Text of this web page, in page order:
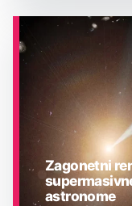
Zagonetni
astronome